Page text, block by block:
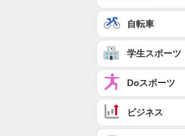
自転車
学生スポーツ
Doスポーツ
ビジネス